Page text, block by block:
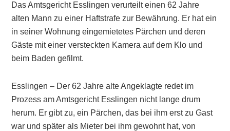
Das Amtsgericht Esslingen verurteilt einen 62 Jahre
alten Mann zu einer Haftstrafe zur Bewährung. Er hat ein
in seiner Wohnung eingemietetes Pärchen und deren
Gäste mit einer versteckten Kamera auf dem Klo und
beim Baden gefilmt.
Esslingen – Der 62 Jahre alte Angeklagte redet im
Prozess am Amtsgericht Esslingen nicht lange drum
herum. Er gibt zu, ein Pärchen, das bei ihm erst zu Gast
war und später als Mieter bei ihm gewohnt hat, von